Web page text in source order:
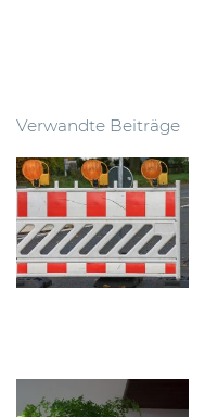
Verwandte Beiträge